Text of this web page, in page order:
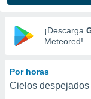
las
y
digital
basada
¡Descarga
Meteored!
Por horas
Cielos